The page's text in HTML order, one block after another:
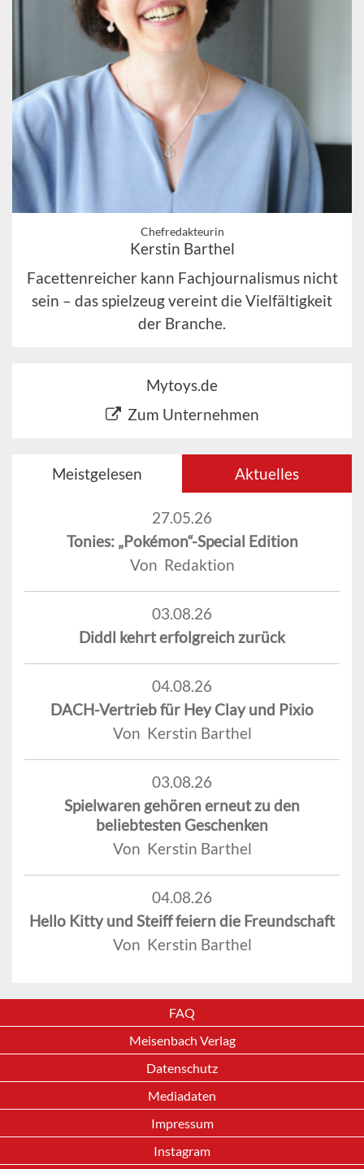
Chefredakteurin
Kerstin Barthel
Facettenreicher kann Fachjournalismus nicht
sein – das spielzeug vereint die Vielfältigkeit
der Branche.
Mytoys.de
Zum Unternehmen
Meistgelesen Aktuelles
27.05.26
Tonies: „Pokémon“-Special Edition
Von Redaktion
03.08.26
Diddl kehrt erfolgreich zurück
04.08.26
DACH-Vertrieb für Hey Clay und Pixio
Von Kerstin Barthel
03.08.26
Spielwaren gehören erneut zu den
beliebtesten Geschenken
Von Kerstin Barthel
04.08.26
Hello Kitty und Steiff feiern die Freundschaft
Von Kerstin Barthel
FAQ
Meisenbach Verlag
Datenschutz
Mediadaten
Impressum
Instagram